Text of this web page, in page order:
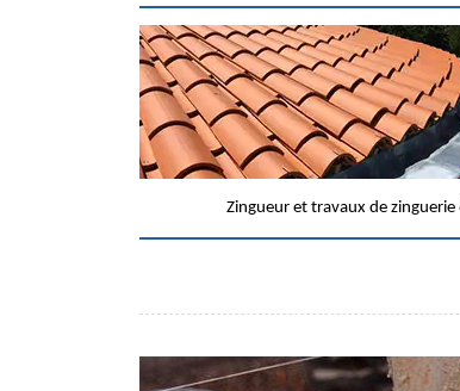
Zingueur et travaux de zinguerie